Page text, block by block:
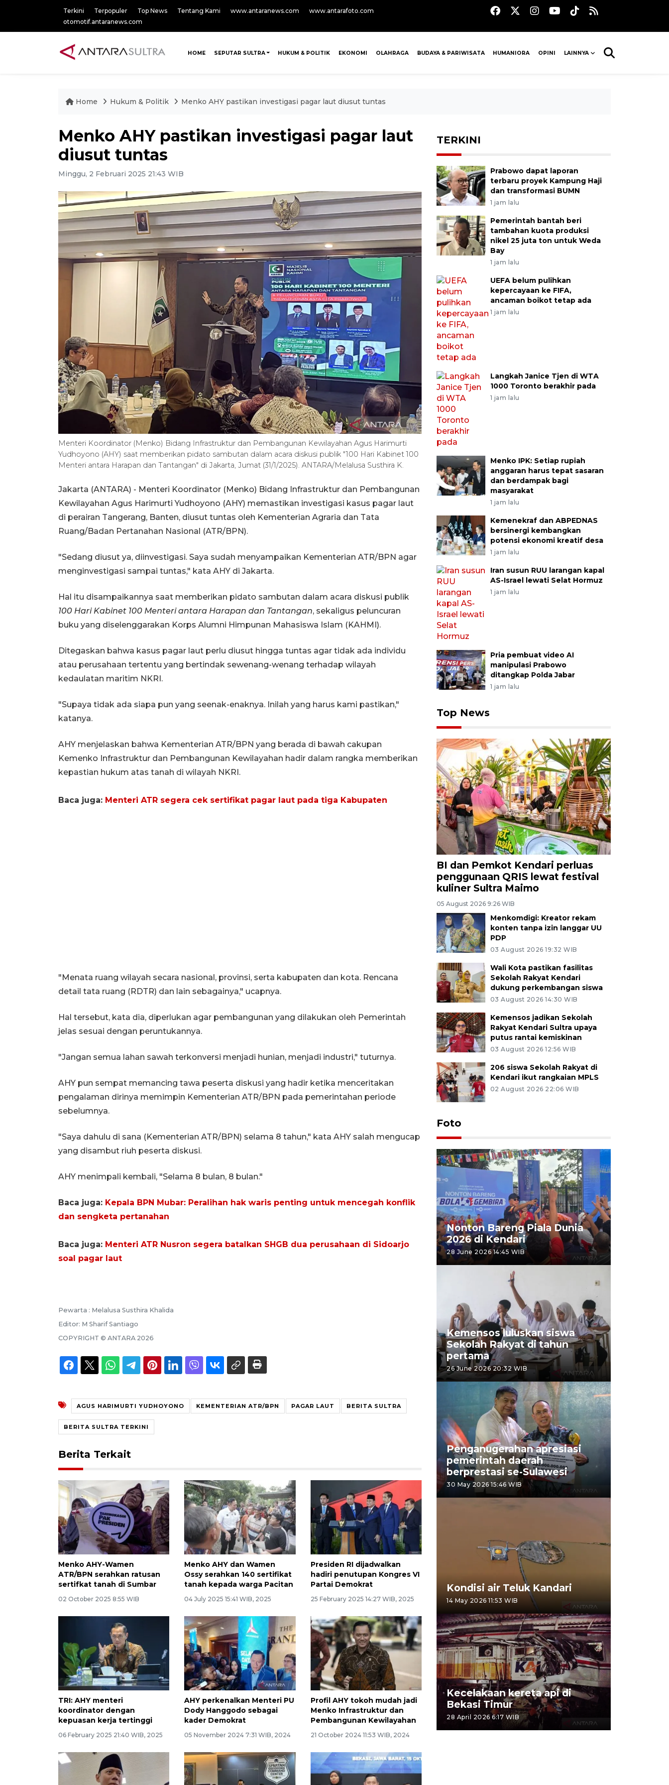
Terkini Terpopuler Top News Tentang Kami www.antaranews.com
www.antarafoto.com
otomotif.antaranews.com
HOME SEPUTAR SULTRA HUKUM & POLITIK EKONOMI OLAHRAGA BUDAYA & PARIWISATA HUMANIORA OPINI LAINNYA
Home Hukum & Politik Menko AHY pastikan investigasi pagar laut diusut tuntas
Menko AHY pastikan investigasi pagar laut
diusut tuntas
Minggu, 2 Februari 2025 21:43 WIB
Menteri Koordinator (Menko) Bidang Infrastruktur dan Pembangunan Kewilayahan Agus Harimurti
Yudhoyono (AHY) saat memberikan pidato sambutan dalam acara diskusi publik "100 Hari Kabinet 100
Menteri antara Harapan dan Tantangan" di Jakarta, Jumat (31/1/2025). ANTARA/Melalusa Susthira K.
Jakarta (ANTARA) - Menteri Koordinator (Menko) Bidang Infrastruktur dan Pembangunan
Kewilayahan Agus Harimurti Yudhoyono (AHY) memastikan investigasi kasus pagar laut
di perairan Tangerang, Banten, diusut tuntas oleh Kementerian Agraria dan Tata
Ruang/Badan Pertanahan Nasional (ATR/BPN).
"Sedang diusut ya, diinvestigasi. Saya sudah menyampaikan Kementerian ATR/BPN agar
menginvestigasi sampai tuntas," kata AHY di Jakarta.
Hal itu disampaikannya saat memberikan pidato sambutan dalam acara diskusi publik
100 Hari Kabinet 100 Menteri antara Harapan dan Tantangan, sekaligus peluncuran
buku yang diselenggarakan Korps Alumni Himpunan Mahasiswa Islam (KAHMI).
Ditegaskan bahwa kasus pagar laut perlu diusut hingga tuntas agar tidak ada individu
atau perusahaan tertentu yang bertindak sewenang-wenang terhadap wilayah
kedaulatan maritim NKRI.
"Supaya tidak ada siapa pun yang seenak-enaknya. Inilah yang harus kami pastikan,"
katanya.
AHY menjelaskan bahwa Kementerian ATR/BPN yang berada di bawah cakupan
Kemenko Infrastruktur dan Pembangunan Kewilayahan hadir dalam rangka memberikan
kepastian hukum atas tanah di wilayah NKRI.
Baca juga: Menteri ATR segera cek sertifikat pagar laut pada tiga Kabupaten
"Menata ruang wilayah secara nasional, provinsi, serta kabupaten dan kota. Rencana
detail tata ruang (RDTR) dan lain sebagainya," ucapnya.
Hal tersebut, kata dia, diperlukan agar pembangunan yang dilakukan oleh Pemerintah
jelas sesuai dengan peruntukannya.
"Jangan semua lahan sawah terkonversi menjadi hunian, menjadi industri," tuturnya.
AHY pun sempat memancing tawa peserta diskusi yang hadir ketika menceritakan
pengalaman dirinya memimpin Kementerian ATR/BPN pada pemerintahan periode
sebelumnya.
"Saya dahulu di sana (Kementerian ATR/BPN) selama 8 tahun," kata AHY salah mengucap
yang disambut riuh peserta diskusi.
AHY menimpali kembali, "Selama 8 bulan, 8 bulan."
Baca juga: Kepala BPN Mubar: Peralihan hak waris penting untuk mencegah konflik
dan sengketa pertanahan
Baca juga: Menteri ATR Nusron segera batalkan SHGB dua perusahaan di Sidoarjo
soal pagar laut
Pewarta : Melalusa Susthira Khalida
Editor: M Sharif Santiago
COPYRIGHT © ANTARA 2026
AGUS HARIMURTI YUDHOYONO KEMENTERIAN ATR/BPN PAGAR LAUT BERITA SULTRA
BERITA SULTRA TERKINI
Berita Terkait
Menko AHY-Wamen
ATR/BPN serahkan ratusan
sertifkat tanah di Sumbar
02 October 2025 8:55 WIB
Menko AHY dan Wamen
Ossy serahkan 140 sertifikat
tanah kepada warga Pacitan
04 July 2025 15:41 WIB, 2025
Presiden RI dijadwalkan
hadiri penutupan Kongres VI
Partai Demokrat
25 February 2025 14:27 WIB, 2025
TRI: AHY menteri
koordinator dengan
kepuasan kerja tertinggi
06 February 2025 21:40 WIB, 2025
AHY perkenalkan Menteri PU
Dody Hanggodo sebagai
kader Demokrat
05 November 2024 7:31 WIB, 2024
Profil AHY tokoh mudah jadi
Menko Infrastruktur dan
Pembangunan Kewilayahan
21 October 2024 11:53 WIB, 2024
TERKINI
Prabowo dapat laporan
terbaru proyek Kampung Haji
dan transformasi BUMN
1 jam lalu
Pemerintah bantah beri
tambahan kuota produksi
nikel 25 juta ton untuk Weda
Bay
1 jam lalu
UEFA belum pulihkan
kepercayaan ke FIFA,
ancaman boikot tetap ada
1 jam lalu
Langkah Janice Tjen di WTA
1000 Toronto berakhir pada
1 jam lalu
Menko IPK: Setiap rupiah
anggaran harus tepat sasaran
dan berdampak bagi
masyarakat
1 jam lalu
Kemenekraf dan ABPEDNAS
bersinergi kembangkan
potensi ekonomi kreatif desa
1 jam lalu
Iran susun RUU larangan kapal
AS-Israel lewati Selat Hormuz
1 jam lalu
Pria pembuat video AI
manipulasi Prabowo
ditangkap Polda Jabar
1 jam lalu
Top News
BI dan Pemkot Kendari perluas
penggunaan QRIS lewat festival
kuliner Sultra Maimo
05 August 2026 9:26 WIB
Menkomdigi: Kreator rekam
konten tanpa izin langgar UU
PDP
03 August 2026 19:32 WIB
Wali Kota pastikan fasilitas
Sekolah Rakyat Kendari
dukung perkembangan siswa
03 August 2026 14:30 WIB
Kemensos jadikan Sekolah
Rakyat Kendari Sultra upaya
putus rantai kemiskinan
03 August 2026 12:56 WIB
206 siswa Sekolah Rakyat di
Kendari ikut rangkaian MPLS
02 August 2026 22:06 WIB
Foto
Nonton Bareng Piala Dunia
2026 di Kendari
28 June 2026 14:45 WIB
Kemensos luluskan siswa
Sekolah Rakyat di tahun
pertama
26 June 2026 20:32 WIB
Penganugerahan apresiasi
pemerintah daerah
berprestasi se-Sulawesi
30 May 2026 15:46 WIB
Kondisi air Teluk Kandari
14 May 2026 11:53 WIB
Kecelakaan kereta api di
Bekasi Timur
28 April 2026 6:17 WIB